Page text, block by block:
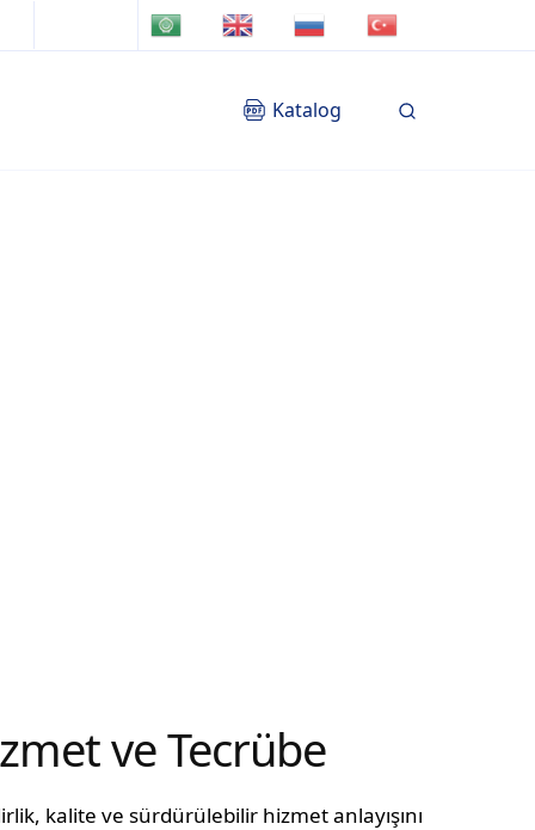
Katalog
ve Tecrübe
kalite ve sürdürülebilir hizmet anlayışını